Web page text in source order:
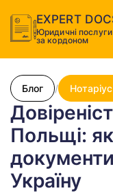
EXPERT
Юридичні послуги
за кордоном
Блог /
Польщі:
Україну